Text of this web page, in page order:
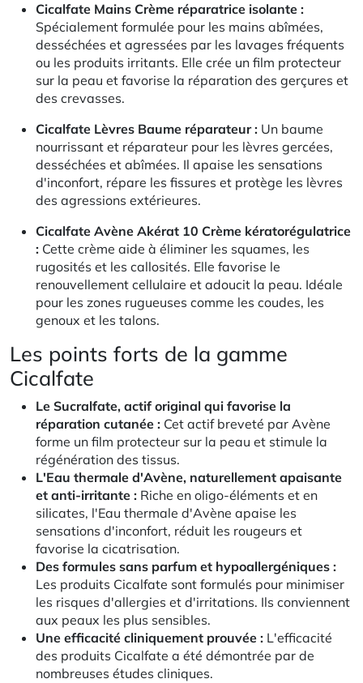
Cicalfate Mains Crème réparatrice isolante :
Spécialement formulée pour les mains abîmées,
desséchées et agressées par les lavages fréquents
ou les produits irritants. Elle crée un film protecteur
sur la peau et favorise la réparation des gerçures et
des crevasses.
Cicalfate Lèvres Baume réparateur : Un baume
nourrissant et réparateur pour les lèvres gercées,
desséchées et abîmées. Il apaise les sensations
d'inconfort, répare les fissures et protège les lèvres
des agressions extérieures.
Cicalfate Avène Akérat 10 Crème kératorégulatrice
: Cette crème aide à éliminer les squames, les
rugosités et les callosités. Elle favorise le
renouvellement cellulaire et adoucit la peau. Idéale
pour les zones rugueuses comme les coudes, les
genoux et les talons.
Les points forts de la gamme
Cicalfate
Le Sucralfate, actif original qui favorise la
réparation cutanée : Cet actif breveté par Avène
forme un film protecteur sur la peau et stimule la
régénération des tissus.
L'Eau thermale d'Avène, naturellement apaisante
et anti-irritante : Riche en oligo-éléments et en
silicates, l'Eau thermale d'Avène apaise les
sensations d'inconfort, réduit les rougeurs et
favorise la cicatrisation.
Des formules sans parfum et hypoallergéniques :
Les produits Cicalfate sont formulés pour minimiser
les risques d'allergies et d'irritations. Ils conviennent
aux peaux les plus sensibles.
Une efficacité cliniquement prouvée : L'efficacité
des produits Cicalfate a été démontrée par de
nombreuses études cliniques.